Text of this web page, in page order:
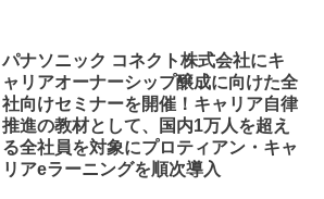
パナソニック コネクト株式会社にキ
ャリアオーナーシップ醸成に向けた全
社向けセミナーを開催！キャリア自律
推進の教材として、国内1万人を超え
る全社員を対象にプロティアン・キャ
リアeラーニングを順次導⼊